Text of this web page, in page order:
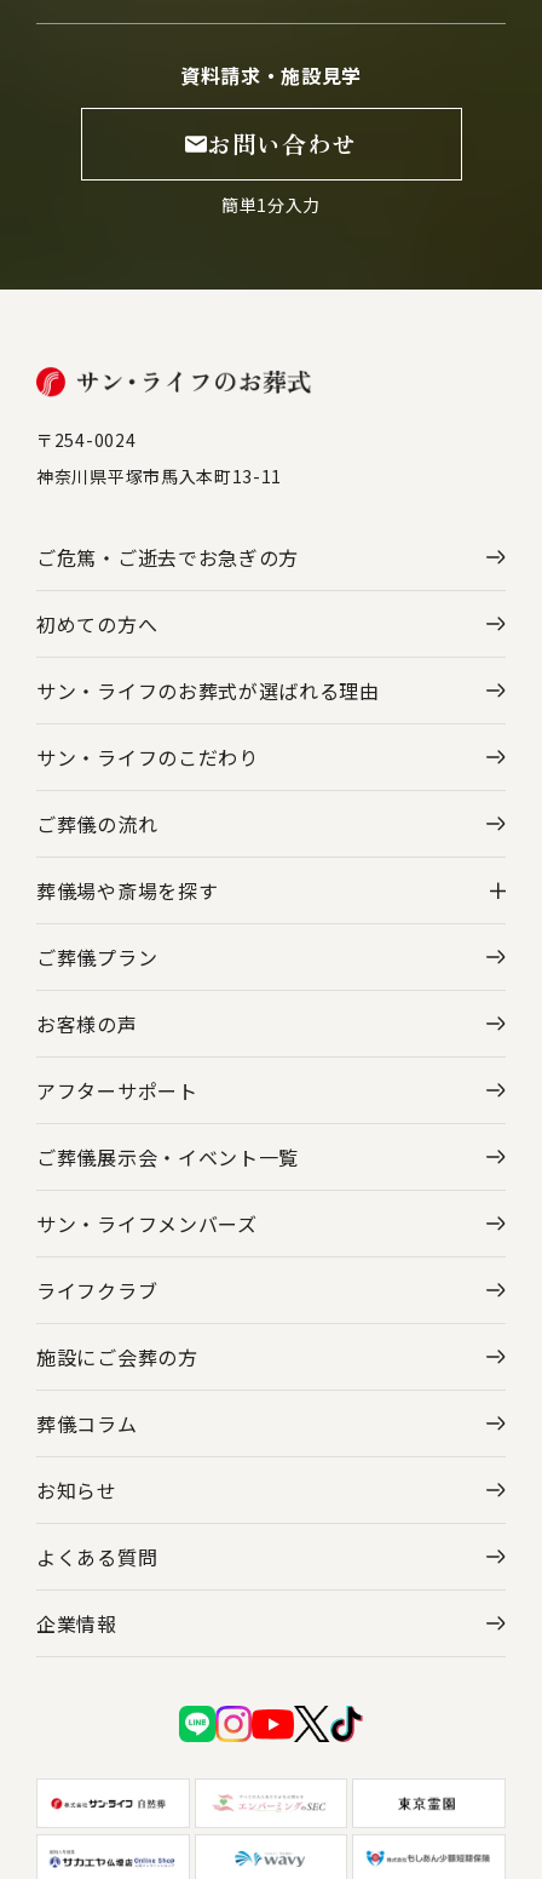
資料請求・施設見学
お問い合わせ
簡単1分入力
〒254-0024
神奈川県平塚市馬入本町13-11
ご危篤・ご逝去でお急ぎの方
初めての方へ
サン・ライフのお葬式が選ばれる理由
サン・ライフのこだわり
ご葬儀の流れ
葬儀場や斎場を探す
神奈川県の葬儀場・斎場一覧
東京都の葬儀場・斎場一覧
ご葬儀プラン
お客様の声
アフターサポート
ご葬儀展示会・ イベント一覧
サン・ライフメンバーズ
ライフクラブ
施設にご会葬の方
葬儀コラム
お知らせ
よくある質問
企業情報